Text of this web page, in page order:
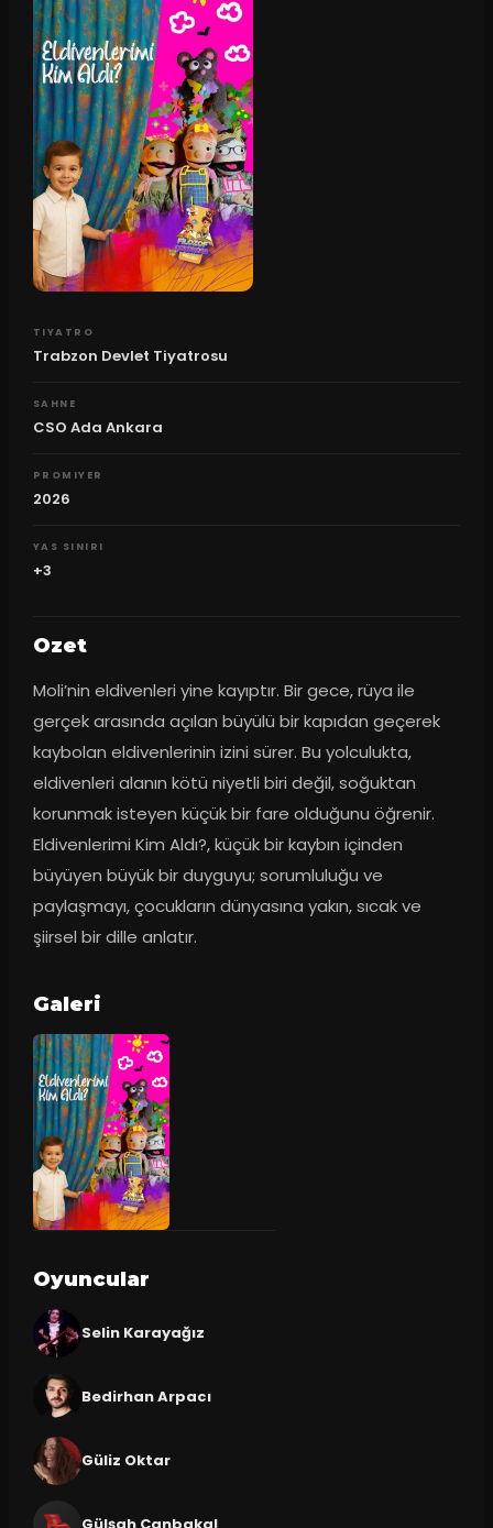
TIYATRO
Trabzon Devlet Tiyatrosu
SAHNE
CSO Ada Ankara
PROMIYER
2026
YAS SINIRI
+3
Ozet
Moli’nin eldivenleri yine kayıptır. Bir gece, rüya ile
gerçek arasında açılan büyülü bir kapıdan geçerek
kaybolan eldivenlerinin izini sürer. Bu yolculukta,
eldivenleri alanın kötü niyetli biri değil, soğuktan
korunmak isteyen küçük bir fare olduğunu öğrenir.
Eldivenlerimi Kim Aldı?, küçük bir kaybın içinden
büyüyen büyük bir duyguyu; sorumluluğu ve
paylaşmayı, çocukların dünyasına yakın, sıcak ve
şiirsel bir dille anlatır.
Galeri
Oyuncular
Selin Karayağız
Bedirhan Arpacı
Güliz Oktar